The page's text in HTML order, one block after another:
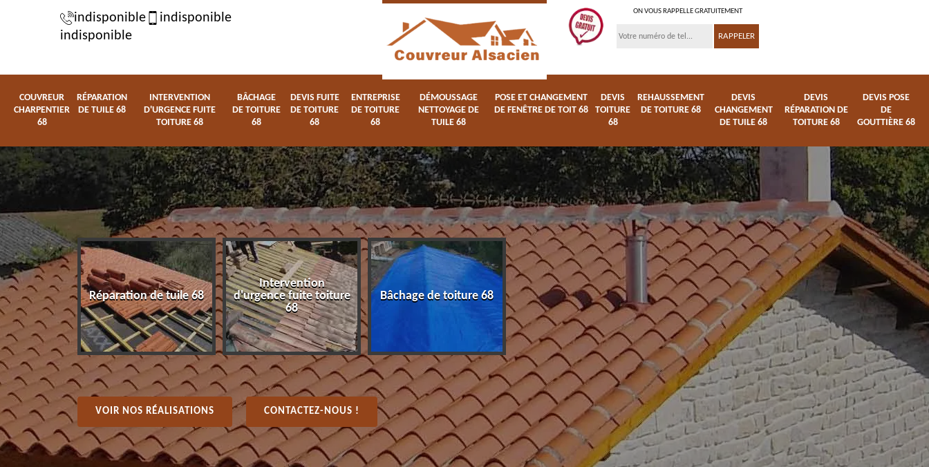
indisponible
indisponible
indisponible
ON VOUS RAPPELLE GRATUITEMENT
COUVREUR
CHARPENTIER
68
RÉPARATION
DE TUILE 68
INTERVENTION
D'URGENCE FUITE
TOITURE 68
BÂCHAGE
DE TOITURE
68
DEVIS FUITE
DE TOITURE
68
ENTREPRISE
DE TOITURE
68
DÉMOUSSAGE
NETTOYAGE DE
TUILE 68
POSE ET CHANGEMENT
DE FENÊTRE DE TOIT 68
DEVIS
TOITURE
68
REHAUSSEMENT
DE TOITURE 68
DEVIS
CHANGEMENT
DE TUILE 68
DEVIS
RÉPARATION DE
TOITURE 68
DEVIS POSE
DE
GOUTTIÈRE 68
Réparation de tuile 68
Intervention
d'urgence fuite toiture
68
Bâchage de toiture 68
Devis fuite de toiture
68
Entreprise de toiture
68
Démoussage
nettoyage de tuile 68
VOIR NOS RÉALISATIONS CONTACTEZ-NOUS !